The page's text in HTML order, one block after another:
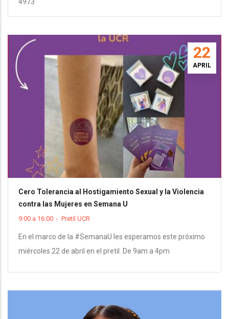
22
APRIL
Cero Tolerancia al Hostigamiento Sexual y la Violencia
contra las Mujeres en Semana U
9:00 a 16:00 - Pretil UCR
En el marco de la #SemanaU les esperamos este próximo
miércoles 22 de abril en el pretil. De 9am a 4pm